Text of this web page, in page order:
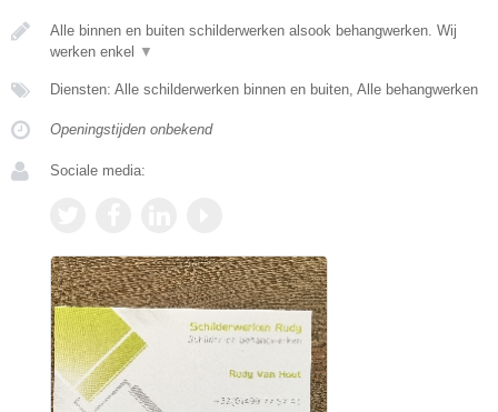
Alle binnen en buiten schilderwerken alsook behangwerken. Wij
werken enkel
▼
Diensten: Alle schilderwerken binnen en buiten, Alle behangwerken
Openingstijden onbekend
Sociale media: